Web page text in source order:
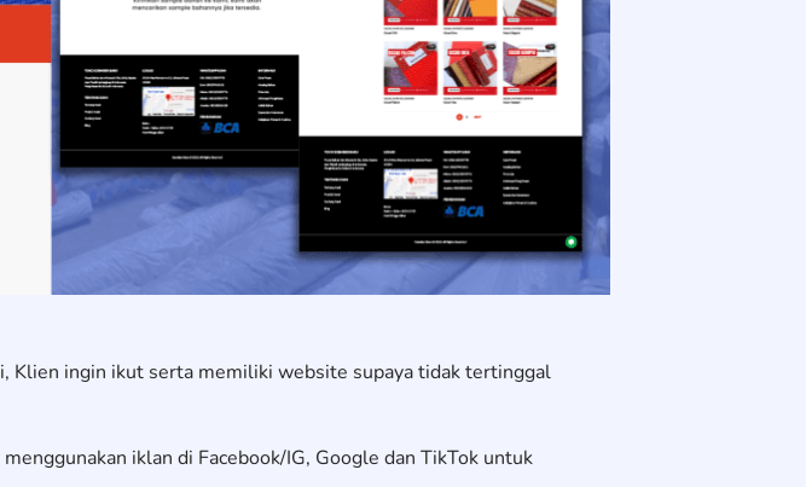
Klien ingin ikut serta memiliki website supaya tidak tertinggal
iklan di Facebook/IG, Google dan TikTok untuk